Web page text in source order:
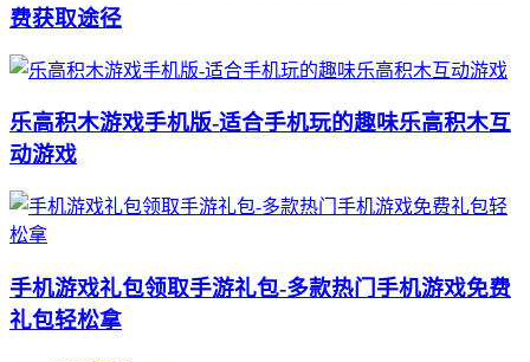
费获取途径
乐高积木游戏手机版-适合手机玩的趣味乐高积木互
动游戏
手机游戏礼包领取手游礼包-多款热门手机游戏免费
礼包轻松拿